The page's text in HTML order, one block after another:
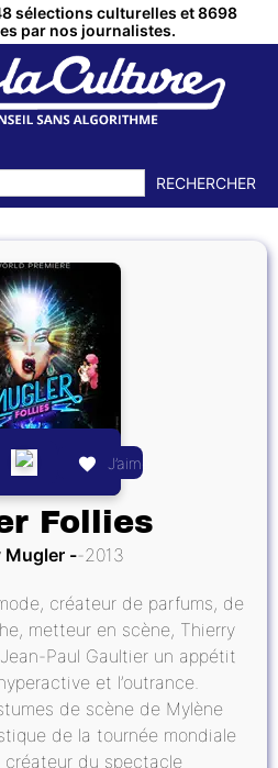
sélections culturelles et 8698
par nos journalistes.
RECHERCHER
J’aime
Follies
Mugler 2013
créateur de parfums, de
metteur en scène, Thierry
Paul Gaultier un appétit
et l’outrance.
de scène de Mylène
de la tournée mondiale
du spectacle